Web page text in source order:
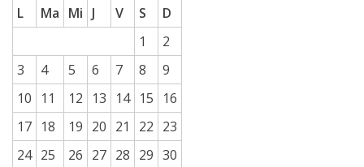
L Ma Mi J V S
D
1
2
3
4 5 6 7 8
9
10
11 12 13 14 15
16
17 18 19 20 21 22 23
24 25 26 27 28 29 30